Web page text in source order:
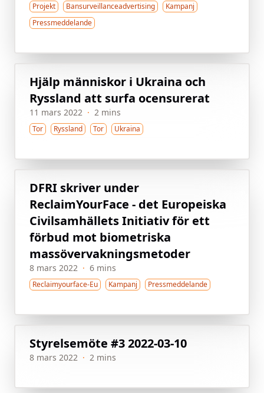
Projekt
Bansurveillanceadvertising
Kampanj
Pressmeddelande
Hjälp människor i Ukraina och
Ryssland att surfa ocensurerat
11 mars 2022 · 2 mins
Tor Ryssland Tor Ukraina
DFRI skriver under
ReclaimYourFace - det Europeiska
Civilsamhällets Initiativ för ett
förbud mot biometriska
massövervakningsmetoder
8 mars 2022 · 6 mins
Reclaimyourface-Eu Kampanj Pressmeddelande
Styrelsemöte #3 2022-03-10
8 mars 2022 · 2 mins